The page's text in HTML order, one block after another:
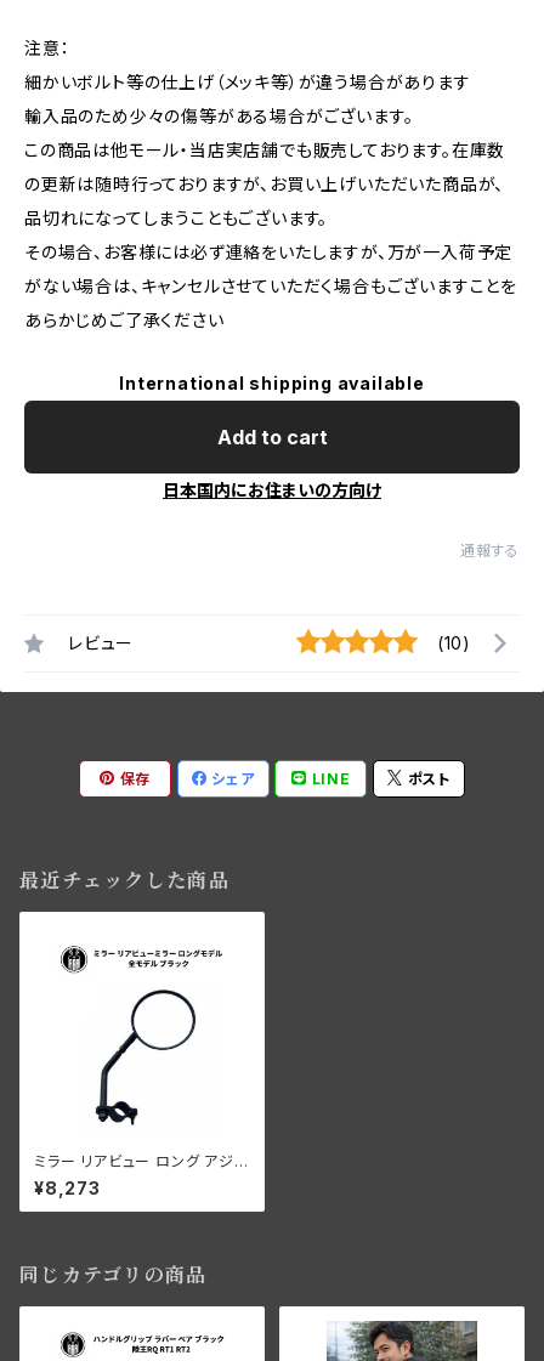
注意：
細かいボルト等の仕上げ（メッキ等）が違う場合があります
輸入品のため少々の傷等がある場合がございます。
この商品は他モール・当店実店舗でも販売しております。在庫数
の更新は随時行っておりますが、お買い上げいただいた商品が、
品切れになってしまうこともございます。
その場合、お客様には必ず連絡をいたしますが、万が一入荷予定
がない場合は、キャンセルさせていただく場合もございますことを
あらかじめご了承ください
International shipping available
Add to cart
日本国内にお住まいの方向け
通報する
レビュー (10)
保存 シェア LINE ポスト
最近チェックした商品
ミラー リアビュー ロング アジャ
スタブル 全モデル パーク/ブラッ
ク
¥8,273
同じカテゴリの商品